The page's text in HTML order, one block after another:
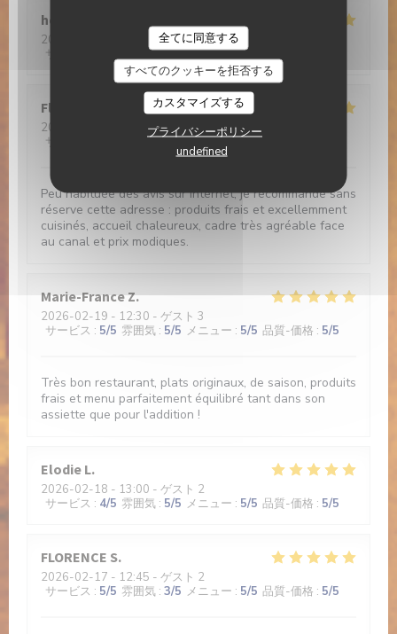
全てに同意する
すべてのクッキーを拒否する
カスタマイズする
プライバシーポリシー
undefined
henri
2026-02-21
- 13:00 - ゲスト 6
サービス
雰囲気:5/5 メニュー:5/5
Florence
2026-02-20
- 13:00 - ゲスト 2
サービス
雰囲気:5/5 メニュー:5/5
Peu habituée des avis sur internet, je recommande sans
réserve cette adresse : produits frais et excellemment
cuisinés, accueil chaleureux, cadre très agréable face
au canal et prix modiques.
Marie-FranceZ
2026-02-19 - 12:30 - ゲスト 3
サービス : 5/5 雰囲気 : 5/5 メニュー : 5/5 品質-価格 : 5/5
Très bon restaurant, plats originaux, de saison, produits
frais et menu parfaitement équilibré tant dans son
assiette que pour l'addition !
Elodie L
2026-02-18 - 13:00 - ゲスト 2
サービス : 4/5 雰囲気 : 5/5 メニュー : 5/5 品質-価格 : 5/5
FLORENCE S
2026-02-17 - 12:45 - ゲスト 2
サービス : 5/5 雰囲気 : 3/5 メニュー : 5/5 品質-価格 : 5/5
Brasserie Valma